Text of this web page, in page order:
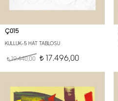
Ç015
KULLUK-5 HAT TABLOSU
t19.440,00 t 17.496,00